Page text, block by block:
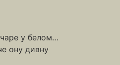
у белом…
ону дивну